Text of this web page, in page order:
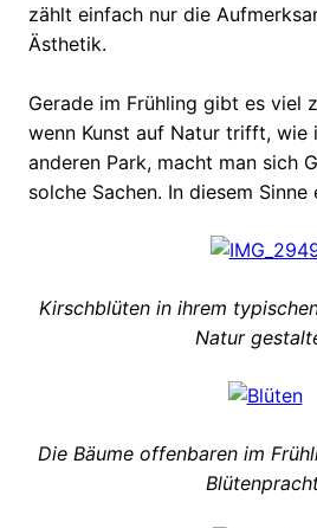
zählt einfach nur die
Ästhetik.
Gerade im Frühling gibt es viel
wenn Kunst auf Natur trifft, wie
anderen Park, macht man sich
solche Sachen. In diesem
Kirschblüten in ihrem
Natur
Die Bäume offenbaren im